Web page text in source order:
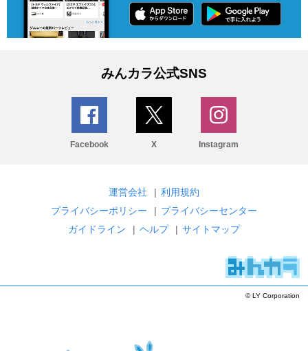
みんカラ公式SNS
Facebook X Instagram
運営会社 | 利用規約
プライバシーポリシー
| プライバシーセンター
ガイドライン
| ヘルプ | サイトマップ
© LY Corporation